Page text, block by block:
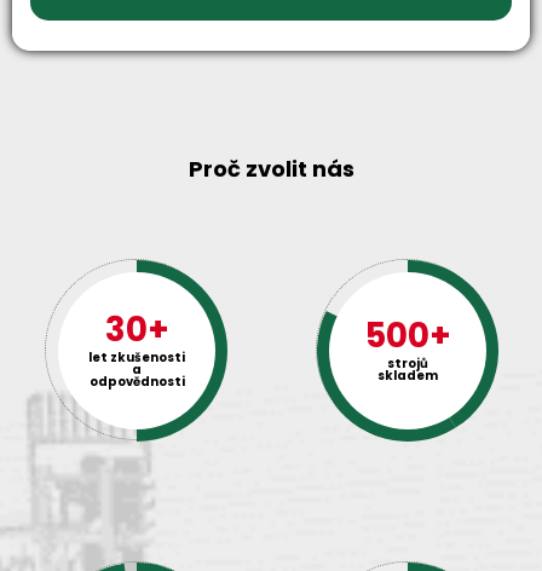
Proč zvolit nás
30+
let zkušenosti
a
odpovědnosti
500+
strojů
skladem